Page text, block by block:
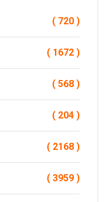
( 720 )
( 1672 )
( 568 )
( 204 )
( 2168 )
( 3959 )